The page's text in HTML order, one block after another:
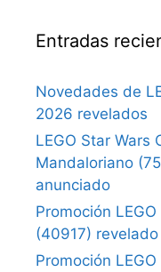
Entradas
Novedades de
2026 revelados
LEGO Star Wars
Mandaloriano
anunciado
Promoción
(40917) revelado
Promoción